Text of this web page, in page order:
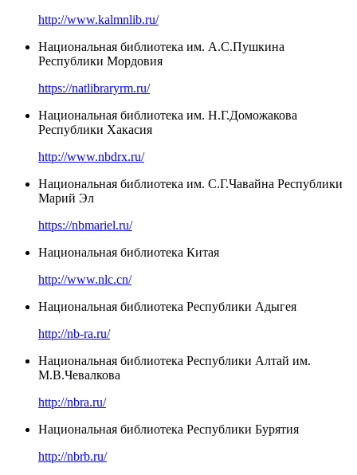
http://www.kalmnlib.ru/
Национальная библиотека им. А.С.Пушкина
Республики Мордовия
https://natlibraryrm.ru/
Национальная библиотека им. Н.Г.Доможакова
Республики Хакасия
http://www.nbdrx.ru/
Национальная библиотека им. С.Г.Чавайна Республики
Марий Эл
https://nbmariel.ru/
Национальная библиотека Китая
http://www.nlc.cn/
Национальная библиотека Республики Адыгея
http://nb-ra.ru/
Национальная библиотека Республики Алтай им.
М.В.Чевалкова
http://nbra.ru/
Национальная библиотека Республики Бурятия
http://nbrb.ru/